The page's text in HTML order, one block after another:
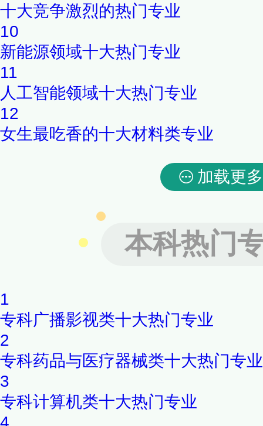
十大竞争激烈的热门专业
10
新能源领域十大热门专业
11
人工智能领域十大热门专业
12
女生最吃香的十大材料类专业
加载更多
本科热门
1
专科广播影视类十大热门专业
2
专科药品与医疗器械类十大热门专业
3
专科计算机类十大热门专业
4